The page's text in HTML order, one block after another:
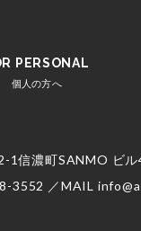
PERSONAL
個人の方へ
1信濃町SANMO ビル
3552 ／MAIL